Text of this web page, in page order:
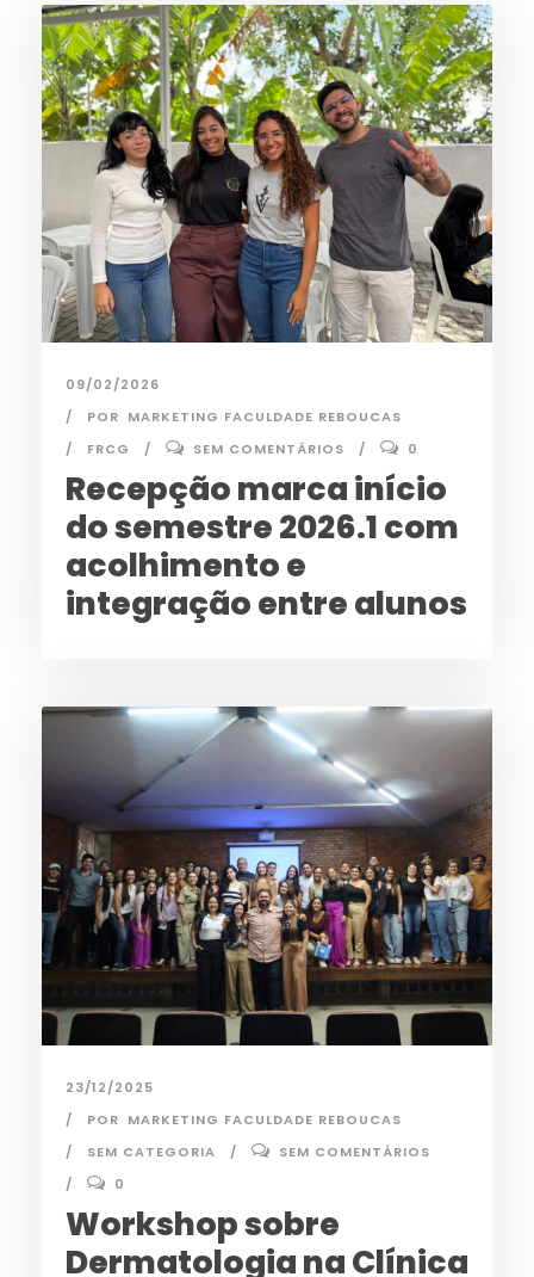
09/02/2026
POR MARKETING FACULDADE REBOUCAS
FRCG
SEM COMENTÁRIOS 0
Recepção marca início
do semestre 2026.1 com
acolhimento e
integração entre alunos
23/12/2025
POR MARKETING FACULDADE REBOUCAS
SEM CATEGORIA
SEM COMENTÁRIOS
0
Workshop sobre
Dermatologia na Clínica